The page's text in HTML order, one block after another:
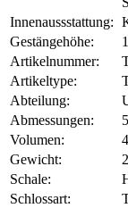
Innenaussstattung:
Gestängehöhe:
Artikelnummer:
Artikeltype:
Abteilung:
Abmessungen:
Volumen:
Gewicht:
Schale:
Schlossart: